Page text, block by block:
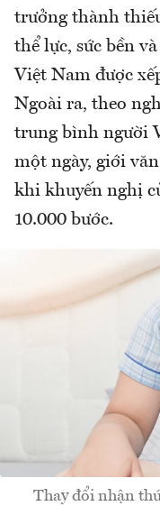
trưởng thành
thể lực, sức bền
Việt Nam được
Ngoài ra, theo
trung bình người
một ngày, giới
khi khuyến nghị
10.000 bước.
Thay đổi nhận